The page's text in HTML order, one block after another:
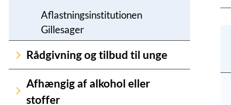
Aflastningsinstitutionen
Gillesager
Rådgivning og tilbud til unge
Afhængig af alkohol eller
stoffer